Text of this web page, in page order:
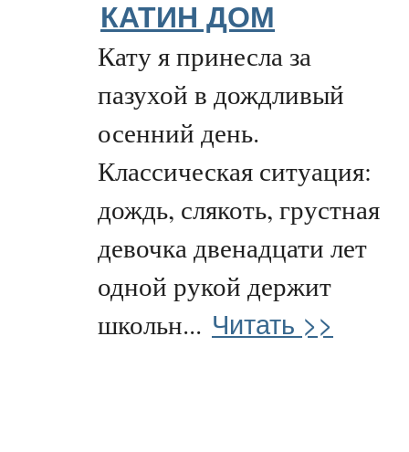
КАТИН ДОМ
Кату я принесла за
пазухой в дождливый
осенний день.
Классическая ситуация:
дождь, слякоть, грустная
девочка двенадцати лет
одной рукой держит
школьн... Читать >>